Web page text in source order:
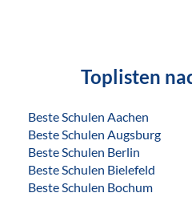
Toplisten
Beste Schulen Aachen
Beste Schulen Augsburg
Beste Schulen Berlin
Beste Schulen Bielefeld
Beste Schulen Bochum